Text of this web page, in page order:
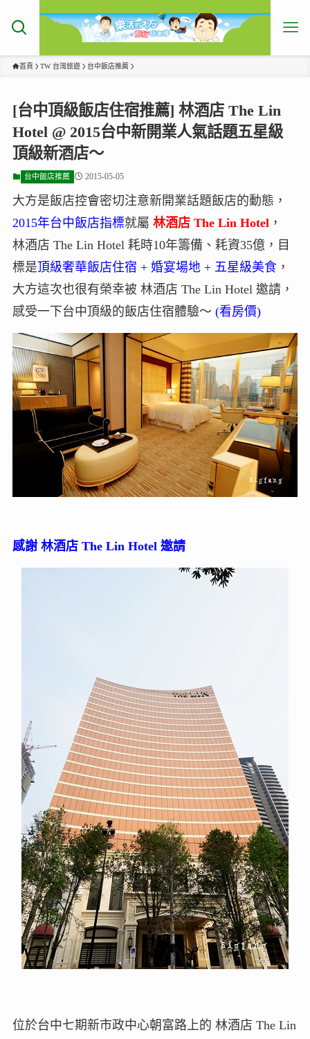
首頁 TW 台灣旅遊 台中飯店推薦
[台中頂級飯店住宿推薦] 林酒店 The Lin
Hotel @ 2015台中新開業人氣話題五星級
頂級新酒店～
台中飯店推薦 2015-05-05
大方是飯店控會密切注意新開業話題飯店的動態，
2015年台中飯店指標就屬 林酒店 The Lin Hotel，
林酒店 The Lin Hotel 耗時10年籌備、耗資35億，目
標是頂級奢華飯店住宿 + 婚宴場地 + 五星級美食，
大方這次也很有榮幸被 林酒店 The Lin Hotel 邀請，
感受一下台中頂級的飯店住宿體驗～ (看房價)
感謝 林酒店 The Lin Hotel 邀請
位於台中七期新市政中心朝富路上的 林酒店 The Lin